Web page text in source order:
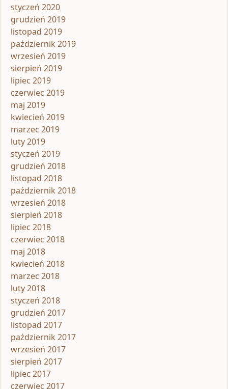
styczeń 2020
grudzień 2019
listopad 2019
październik 2019
wrzesień 2019
sierpień 2019
lipiec 2019
czerwiec 2019
maj 2019
kwiecień 2019
marzec 2019
luty 2019
styczeń 2019
grudzień 2018
listopad 2018
październik 2018
wrzesień 2018
sierpień 2018
lipiec 2018
czerwiec 2018
maj 2018
kwiecień 2018
marzec 2018
luty 2018
styczeń 2018
grudzień 2017
listopad 2017
październik 2017
wrzesień 2017
sierpień 2017
lipiec 2017
czerwiec 2017